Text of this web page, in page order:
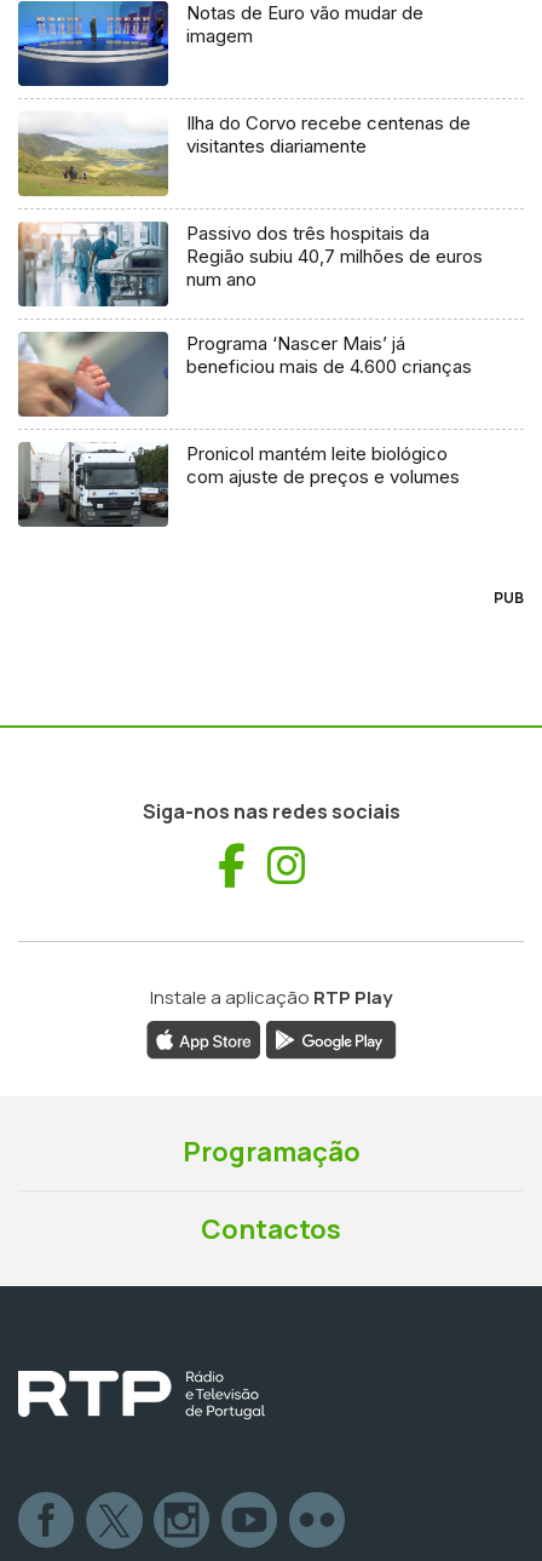
Notas de Euro vão mudar de
imagem
Ilha do Corvo recebe centenas de
visitantes diariamente
Passivo dos três hospitais da
Região subiu 40,7 milhões de euros
num ano
Programa ‘Nascer Mais’ já
beneficiou mais de 4.600 crianças
Pronicol mantém leite biológico
com ajuste de preços e volumes
PUB
Siga-nos nas redes sociais
Facebook
Instale a aplicação RTP Play
Programação
Contactos